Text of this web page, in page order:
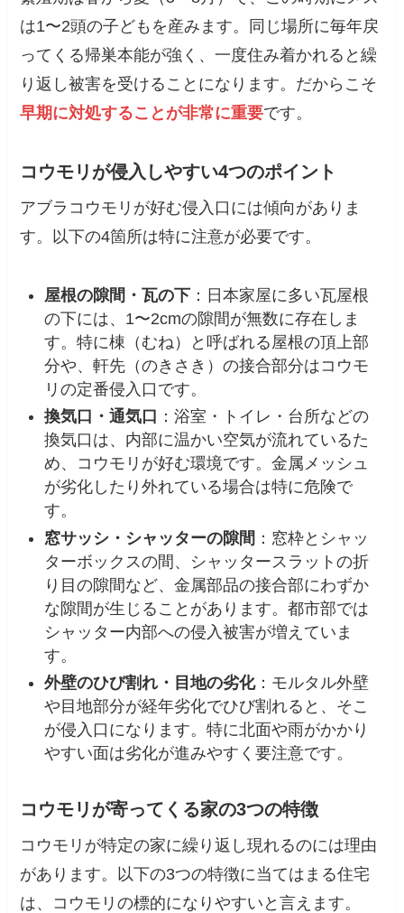
は1〜2頭の子どもを産みます。同じ場所に毎年戻
ってくる帰巣本能が強く、一度住み着かれると繰
り返し被害を受けることになります。だからこそ
早期に対処することが非常に重要です。
コウモリが侵入しやすい4つのポイント
アブラコウモリが好む侵入口には傾向がありま
す。以下の4箇所は特に注意が必要です。
屋根の隙間・瓦の下 ：日本家屋に多い瓦屋根
の下には、1〜2cmの隙間が無数に存在しま
す。特に棟（むね）と呼ばれる屋根の頂上部
分や、軒先（のきさき）の接合部分はコウモ
リの定番侵入口です。
換気口・通気口 ：浴室・トイレ・台所などの
換気口は、内部に温かい空気が流れているた
め、コウモリが好む環境です。金属メッシュ
が劣化したり外れている場合は特に危険で
す。
窓サッシ・シャッターの隙間 ：窓枠とシャッ
ターボックスの間、シャッタースラットの折
り目の隙間など、金属部品の接合部にわずか
な隙間が生じることがあります。都市部では
シャッター内部への侵入被害が増えていま
す。
外壁のひび割れ・目地の劣化：モルタル外壁
や目地部分が経年劣化でひび割れると、そこ
が侵入口になります。特に北面や雨がかかり
やすい面は劣化が進みやすく要注意です。
コウモリが寄ってくる家の3つの特徴
コウモリが特定の家に繰り返し現れるのには理由
があります。以下の3つの特徴に当てはまる住宅
は、コウモリの標的になりやすいと言えます。